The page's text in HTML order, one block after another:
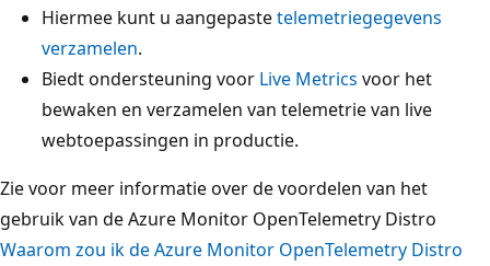
Hiermee kunt u aangepastetelemetriegegevens
verzamelen.
Biedt ondersteuning voor Live Metrics voor het
bewaken en verzamelen van telemetrie van live
webtoepassingen in productie.
Zie voor meer informatie over de voordelen van het
gebruik van de Azure Monitor OpenTelemetry Distro
Waarom zou ik de Azure Monitor OpenTelemetry Distro